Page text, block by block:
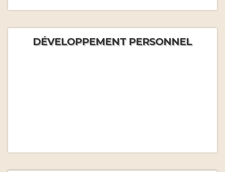
DÉVELOPPEMENT PERSONNEL